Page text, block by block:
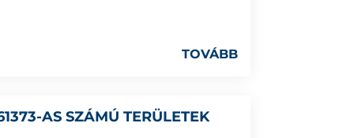
TOVÁBB
AS SZÁMÚ TERÜLETEK